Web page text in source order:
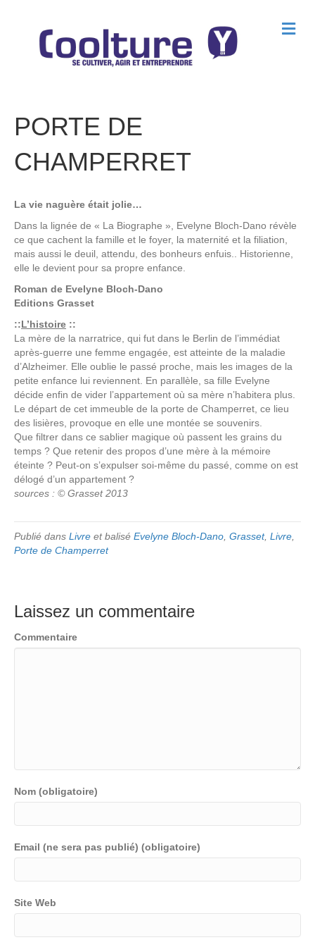
M
e
PORTE DE
CHAMPERRET
La vie naguère était jolie…
Dans la lignée de « La Biographe », Evelyne Bloch-Dano révèle
ce que cachent la famille et le foyer, la maternité et la filiation,
mais aussi le deuil, attendu, des bonheurs enfuis.. Historienne,
elle le devient pour sa propre enfance.
Roman de Evelyne Bloch-Dano
Editions Grasset
::L’histoire ::
La mère de la narratrice, qui fut dans le Berlin de l’immédiat
après-guerre une femme engagée, est atteinte de la maladie
d’Alzheimer. Elle oublie le passé proche, mais les images de la
petite enfance lui reviennent. En parallèle, sa fille Evelyne
décide enfin de vider l’appartement où sa mère n’habitera plus.
Le départ de cet immeuble de la porte de Champerret, ce lieu
des lisières, provoque en elle une montée se souvenirs.
Que filtrer dans ce sablier magique où passent les grains du
temps ? Que retenir des propos d’une mère à la mémoire
éteinte ? Peut-on s’expulser soi-même du passé, comme on est
délogé d’un appartement ?
sources : © Grasset 2013
Publié dans Livre et balisé Evelyne Bloch-Dano Grasset, Livre
Porte de Champerret
Laissez un commentaire
Commentaire
Nom (obligatoire)
Email (ne sera pas publié) (obligatoire)
Site Web